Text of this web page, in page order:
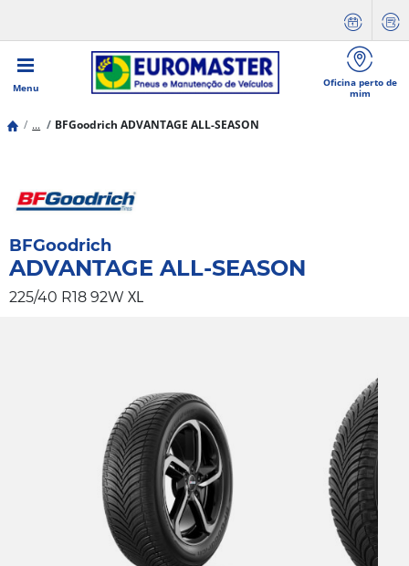
Menu
Oficina perto de
mim
... BFGoodrich ADVANTAGE ALL-SEASON
BFGoodrich
ADVANTAGE ALL-SEASON
225/40 R18 92W XL